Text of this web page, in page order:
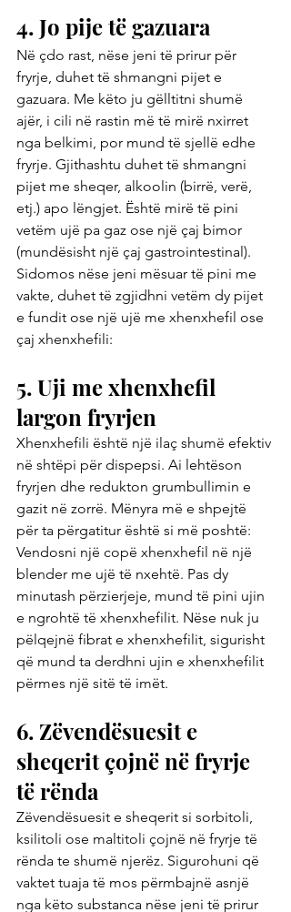
4. Jo pije të gazuara
Në çdo rast, nëse jeni të prirur për
fryrje, duhet të shmangni pijet e
gazuara. Me këto ju gëlltitni shumë
ajër, i cili në rastin më të mirë nxirret
nga belkimi, por mund të sjellë edhe
fryrje. Gjithashtu duhet të shmangni
pijet me sheqer, alkoolin (birrë, verë,
etj.) apo lëngjet. Është mirë të pini
vetëm ujë pa gaz ose një çaj bimor
(mundësisht një çaj gastrointestinal).
Sidomos nëse jeni mësuar të pini me
vakte, duhet të zgjidhni vetëm dy pijet
e fundit ose një ujë me xhenxhefil ose
çaj xhenxhefili:
5. Uji me xhenxhefil
largon fryrjen
Xhenxhefili është një ilaç shumë efektiv
në shtëpi për dispepsi. Ai lehtëson
fryrjen dhe redukton grumbullimin e
gazit në zorrë. Mënyra më e shpejtë
për ta përgatitur është si më poshtë:
Vendosni një copë xhenxhefil në një
blender me ujë të nxehtë. Pas dy
minutash përzierjeje, mund të pini ujin
e ngrohtë të xhenxhefilit. Nëse nuk ju
pëlqejnë fibrat e xhenxhefilit, sigurisht
që mund ta derdhni ujin e xhenxhefilit
përmes një sitë të imët.
6. Zëvendësuesit e
sheqerit çojnë në fryrje
të rënda
Zëvendësuesit e sheqerit si sorbitoli,
ksilitoli ose maltitoli çojnë në fryrje të
rënda te shumë njerëz. Sigurohuni që
vaktet tuaja të mos përmbajnë asnjë
nga këto substanca nëse jeni të prirur